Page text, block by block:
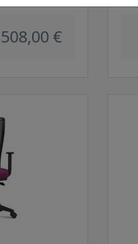
508,00 €